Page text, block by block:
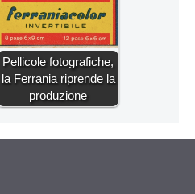
Pellicole fotografiche,
la Ferrania riprende la
produzione